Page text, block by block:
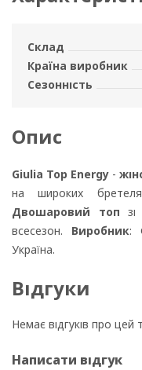
Склад
Країна виробник
Сезонність
Опис
Giulia Top Energy -
на широких
Двошаровий топ
всесезон. Виробник:
Україна.
Відгуки
Немає відгуків про цей
Написати відгук